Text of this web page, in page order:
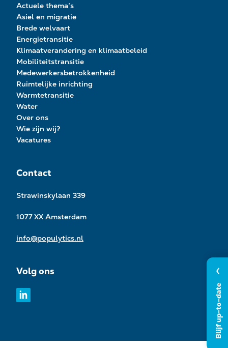
Blijf up-to-date
Actuele thema’s
Asiel en migratie
Brede welvaart
Energietransitie
Klimaatverandering en klimaatbeleid
Mobiliteitstransitie
Medewerkersbetrokkenheid
Ruimtelijke inrichting
Warmtetransitie
Water
Over ons
Wie zijn wij?
Vacatures
Contact
Strawinskylaan 339
1077 XX Amsterdam
info@populytics.nl
Volg ons